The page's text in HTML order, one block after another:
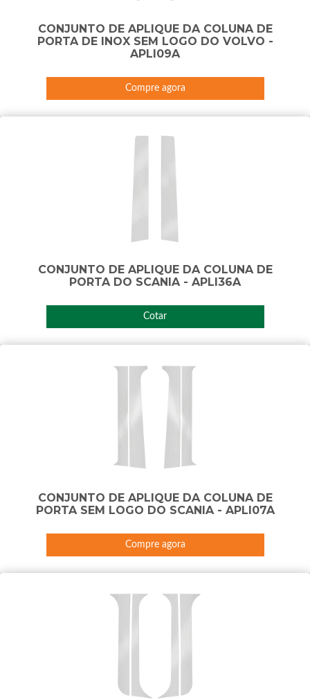
CONJUNTO DE APLIQUE DA COLUNA DE
PORTA DE INOX SEM LOGO DO VOLVO -
APLI09A
Compre agora
CONJUNTO DE APLIQUE DA COLUNA DE
PORTA DO SCANIA - APLI36A
Cotar
CONJUNTO DE APLIQUE DA COLUNA DE
PORTA SEM LOGO DO SCANIA - APLI07A
Compre agora